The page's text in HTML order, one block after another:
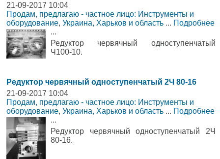
21-09-2017 10:04
Продам, предлагаю - частное лицо: Инструменты и
оборудование, Украина, Харьков и область ... Подробнее
...
Редуктор червячный одноступенчатый
Ч100-10.
Редуктор червячный одноступенчатый 2Ч 80-16
21-09-2017 10:04
Продам, предлагаю - частное лицо: Инструменты и
оборудование, Украина, Харьков и область ... Подробнее
...
Редуктор червячный одноступенчатый 2Ч
80-16.